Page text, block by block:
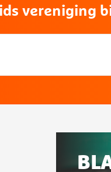
vereniging
aan